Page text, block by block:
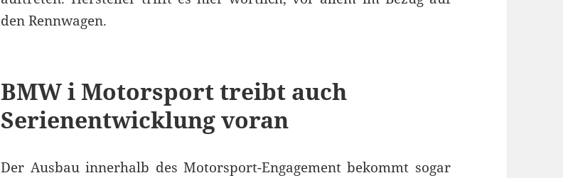
den Rennwagen.
BMW i Motorsport treibt auch
Serienentwicklung voran
Der Ausbau innerhalb des Motorsport-Engagement bekommt sogar